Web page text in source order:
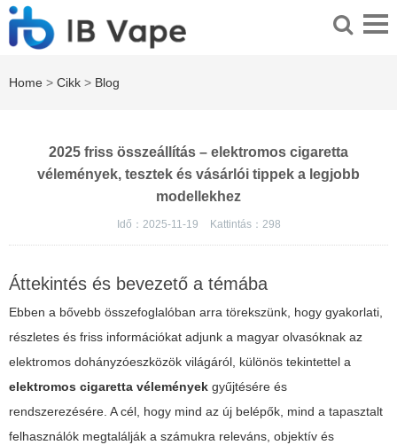
Home > Cikk > Blog
2025 friss összeállítás – elektromos cigaretta
vélemények, tesztek és vásárlói tippek a legjobb
modellekhez
Idő：2025-11-19 Kattintás： 298
Áttekintés és bevezető a témába
Ebben a bővebb összefoglalóban arra törekszünk, hogy gyakorlati,
részletes és friss információkat adjunk a magyar olvasóknak az
elektromos dohányzóeszközök világáról, különös tekintettel a
elektromos cigaretta vélemények gyűjtésére és
rendszerezésére. A cél, hogy mind az új belépők, mind a tapasztalt
felhasználók megtalálják a számukra releváns, objektív és